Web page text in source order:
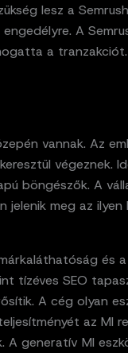
lesz a Semrush
A
a tranzakciót.
vannak. Az
végeznek.
böngészők. A
jelenik meg az ilyen
és a
tízéves SEO
A cég olyan
az MI
A generatív MI